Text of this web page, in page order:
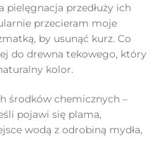
przedłuży ich
przecieram moje
by usunąć kurz. Co
do drewna tekowego, który
kolor.
środków chemicznych –
pojawi się plama,
wodą z odrobiną mydła,